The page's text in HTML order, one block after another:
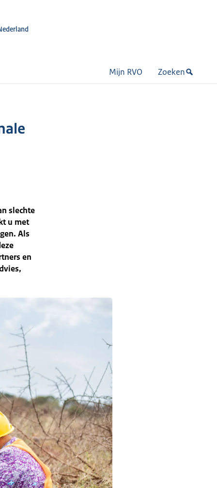
Mijn RVO Zoeken
slechte
u met
Als
en